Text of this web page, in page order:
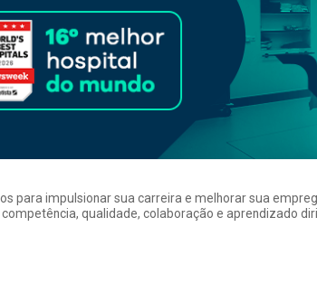
para impulsionar sua carreira e melhorar sua
qualidade, colaboração e aprendizado